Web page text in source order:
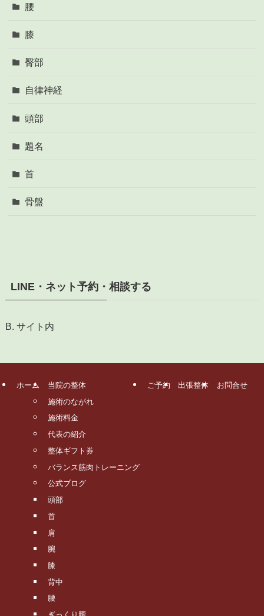
腰
膝
臀部
自律神経
頭部
題名
首
骨盤
LINE・ネット予約・相談する
B. サイト内
ホーム
当院の整体
施術のながれ
施術料金
代表の紹介
整体ギフト券
バランス筋肉トレーニング
公式ブログ
頭部
首
肩
腕
膝
背中
腰
ご予約 出張整体 お問合せ